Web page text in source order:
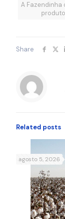
A
Share
Related posts
agosto 5, 2026